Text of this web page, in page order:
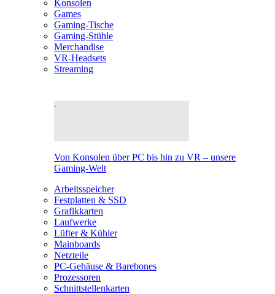
Konsolen
Games
Gaming-Tische
Gaming-Stühle
Merchandise
VR-Headsets
Streaming
Von Konsolen über PC bis hin zu VR – unsere
Gaming-Welt
Arbeitsspeicher
Festplatten & SSD
Grafikkarten
Laufwerke
Lüfter & Kühler
Mainboards
Netzteile
PC-Gehäuse & Barebones
Prozessoren
Schnittstellenkarten